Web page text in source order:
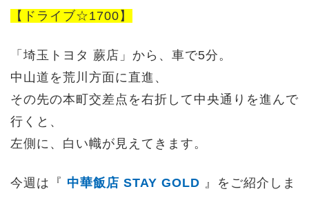
【ドライブ☆1700】
「埼玉トヨタ 蕨店」から、車で5分。
中山道を荒川方面に直進、
その先の本町交差点を右折して中央通りを進んで
行くと、
左側に、白い幟が見えてきます。
今週は『 中華飯店 STAY GOLD 』をご紹介しま